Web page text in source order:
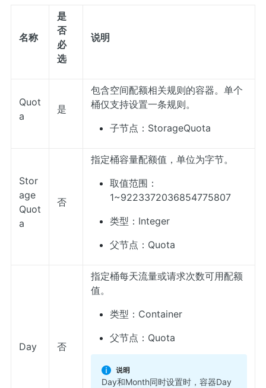
名称
是
否
必
选
说明
Quot
a
是
包含空间配额相关规则的容器。单个
桶仅支持设置一条规则。
子节点：StorageQuota
Stor
age
Quot
a
否
指定桶容量配额值，单位为字节。
取值范围：
1~9223372036854775807
类型：Integer
父节点：Quota
Day 否
指定桶每天流量或请求次数可用配额
值。
类型：Container
父节点：Quota
Day和Month同时设置时，容器Day